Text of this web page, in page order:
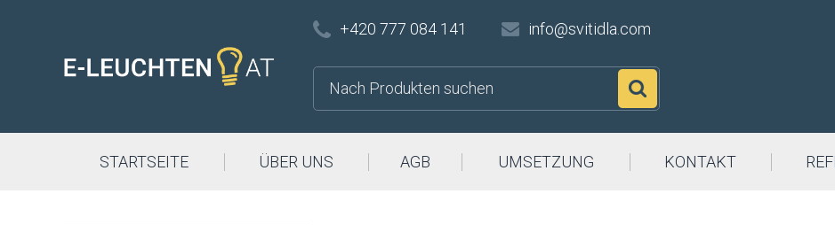
+420 777 084 141 info@svitidla.com
STARTSEITE ÜBER UNS AGB UMSETZUNG KONTAKT